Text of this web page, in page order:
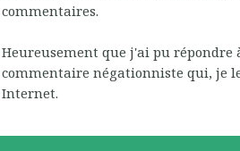
commentaires.
Heureusement que j'ai pu répondre
commentaire négationniste qui, je
Internet.